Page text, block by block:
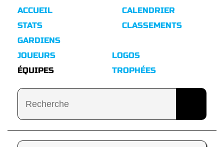
ACCUEIL
STATS
GARDIENS
CALENDRIER
CLASSEMENTS
JOUEURS
ÉQUIPES
LOGOS
TROPHÉES